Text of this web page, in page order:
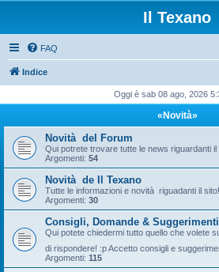
Il Texano
FAQ
Indice
Oggi è sab 08 ago, 2026
«Novità»
Novità del Forum
Qui potrete trovare tutte le news riguardanti il
Argomenti: 54
Novità de Il Texano
Tutte le informazioni e novità riguadanti il sito!
Argomenti: 30
Consigli, Domande & Suggerimenti
Qui potete chiedermi tutto quello che volete
di rispondere! :p Accetto consigli e
Argomenti: 115